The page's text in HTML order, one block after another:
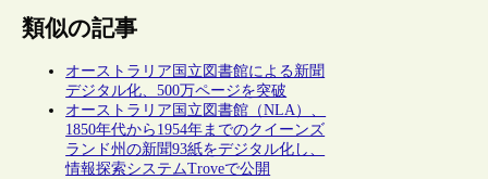
類似の記事
オーストラリア国立図書館による新聞
デジタル化、500万ページを突破
オーストラリア国立図書館（NLA）、
1850年代から1954年までのクイーンズ
ランド州の新聞93紙をデジタル化し、
情報探索システムTroveで公開